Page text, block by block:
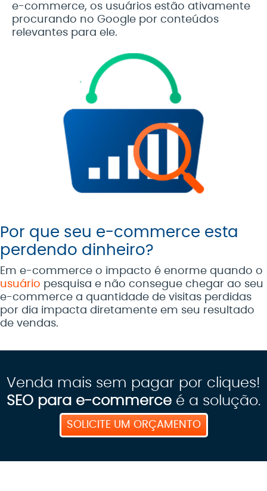
e-commerce, os usuários estão ativamente
procurando no Google por conteúdos
relevantes para ele.
Por que seu e-commerce esta
perdendo dinheiro?
Em e-commerce o impacto é enorme quando o
usuário pesquisa e não consegue chegar ao seu
e-commerce a quantidade de visitas perdidas
por dia impacta diretamente em seu resultado
de vendas.
Venda mais sem pagar por cliques!
SEO para e-commerce é a solução.
SOLICITE UM ORÇAMENTO